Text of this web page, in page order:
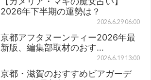
2026年下半期の運勢は？
2026.6.29 06:00
京都アフタヌーンティー2026年最
新版、編集部取材のおす…
2026.6.19 13:00
京都・滋賀のおすすめビアガーデ